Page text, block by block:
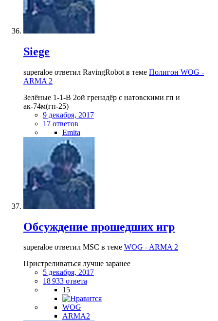
Siege
superaloe ответил RavingRobot в теме Полигон WOG -
ARMA 2
Зелёные 1-1-B 2ой гренадёр с натовскими гп и
ак-74м(гп-25)
9 декабря, 2017
17 ответов
Emita
Обсуждение прошедших игр
superaloe ответил MSC в теме WOG - ARMA 2
Пристреливаться лучше заранее
5 декабря, 2017
18 933 ответа
15
WOG
ARMA2